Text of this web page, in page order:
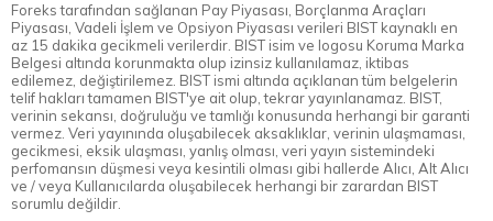
Foreks tarafından sağlanan Pay Piyasası, Borçlanma Araçları
Piyasası, Vadeli İşlem ve Opsiyon Piyasası verileri BIST kaynaklı en
az 15 dakika gecikmeli verilerdir. BIST isim ve logosu Koruma Marka
Belgesi altında korunmakta olup izinsiz kullanılamaz, iktibas
edilemez, değiştirilemez. BIST ismi altında açıklanan tüm belgelerin
telif hakları tamamen BIST'ye ait olup, tekrar yayınlanamaz. BIST,
verinin sekansı, doğruluğu ve tamlığı konusunda herhangi bir garanti
vermez. Veri yayınında oluşabilecek aksaklıklar, verinin ulaşmaması,
gecikmesi, eksik ulaşması, yanlış olması, veri yayın sistemindeki
perfomansın düşmesi veya kesintili olması gibi hallerde Alıcı, Alt Alıcı
ve / veya Kullanıcılarda oluşabilecek herhangi bir zarardan BIST
sorumlu değildir.